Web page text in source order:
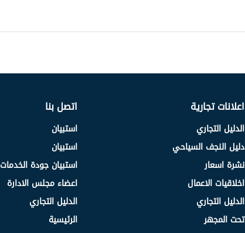
اعلانات تجارية
الدليل التجاري
دليل النجف السياحي
نشرة اسعار
اخلاقيات الاعمال
الدليل التجاري
تحت المجهر
اتصل بنا
استبيان
استبيان
استبيان جودة الخدمات
اعضاء مجلس الادارة
الدليل التجاري
الرئيسية